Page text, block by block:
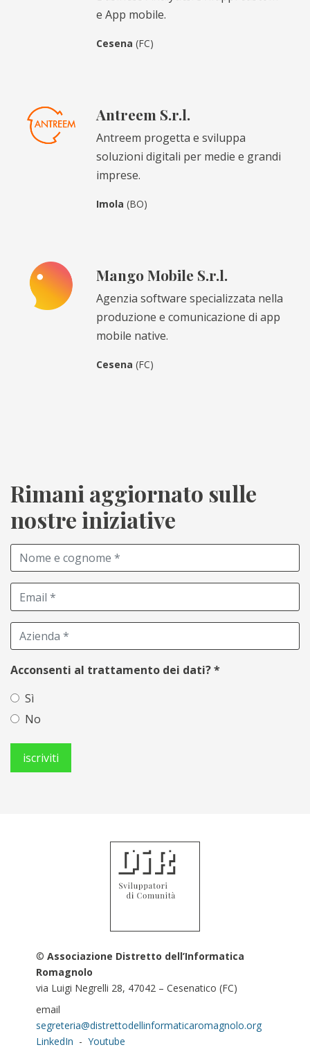
e App mobile.
Cesena (FC)
Antreem S.r.l.
Antreem progetta e sviluppa
soluzioni digitali per medie e grandi
imprese.
Imola (BO)
Mango Mobile S.r.l.
Agenzia software specializzata nella
produzione e comunicazione di app
mobile native.
Cesena (FC)
Rimani aggiornato sulle
nostre iniziative
Acconsenti al trattamento dei dati?*
Sì
No
©Associazione Distretto dell’Informatica
Romagnolo
via Luigi Negrelli 28, 47042 – Cesenatico (FC)
email
segreteria@distrettodellinformaticaromagnolo.org
LinkedIn -Youtube